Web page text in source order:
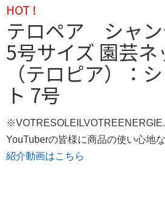
HOT !
テロペア シャ
5号サイズ 園芸
（テロピア）：
ト 7号
YouTuberの皆様に商品の使い心地
紹介動画はこちら